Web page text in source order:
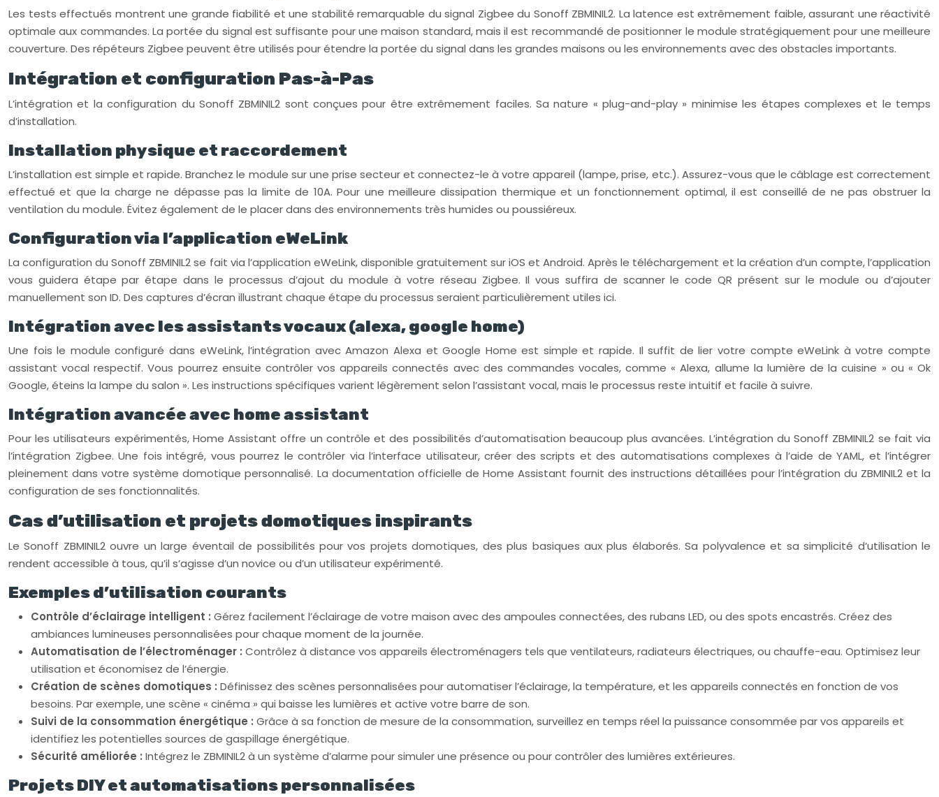
Les tests effectués montrent une grande fiabilité et une stabilité remarquable du signal Zigbee du Sonoff ZBMINIL2. La latence est extrêmement faible, assurant une réactivité
optimale aux commandes. La portée du signal est suffisante pour une maison standard, mais il est recommandé de positionner le module stratégiquement pour une meilleure
couverture. Des répéteurs Zigbee peuvent être utilisés pour étendre la portée du signal dans les grandes maisons ou les environnements avec des obstacles importants.
Intégration et configuration Pas-à-Pas
L’intégration et la configuration du Sonoff ZBMINIL2 sont conçues pour être extrêmement faciles. Sa nature « plug-and-play » minimise les étapes complexes et le temps
d’installation.
Installation physique et raccordement
L’installation est simple et rapide. Branchez le module sur une prise secteur et connectez-le à votre appareil (lampe, prise, etc.). Assurez-vous que le câblage est correctement
effectué et que la charge ne dépasse pas la limite de 10A. Pour une meilleure dissipation thermique et un fonctionnement optimal, il est conseillé de ne pas obstruer la
ventilation du module. Évitez également de le placer dans des environnements très humides ou poussiéreux.
Configuration via l’application eWeLink
La configuration du Sonoff ZBMINIL2 se fait via l’application eWeLink, disponible gratuitement sur iOS et Android. Après le téléchargement et la création d’un compte, l’application
vous guidera étape par étape dans le processus d’ajout du module à votre réseau Zigbee. Il vous suffira de scanner le code QR présent sur le module ou d’ajouter
manuellement son ID. Des captures d’écran illustrant chaque étape du processus seraient particulièrement utiles ici.
Intégration avec les assistants vocaux (alexa, google home)
Une fois le module configuré dans eWeLink, l’intégration avec Amazon Alexa et Google Home est simple et rapide. Il suffit de lier votre compte eWeLink à votre compte
assistant vocal respectif. Vous pourrez ensuite contrôler vos appareils connectés avec des commandes vocales, comme « Alexa, allume la lumière de la cuisine » ou « Ok
Google, éteins la lampe du salon ». Les instructions spécifiques varient légèrement selon l’assistant vocal, mais le processus reste intuitif et facile à suivre.
Intégration avancée avec home assistant
Pour les utilisateurs expérimentés, Home Assistant offre un contrôle et des possibilités d’automatisation beaucoup plus avancées. L’intégration du Sonoff ZBMINIL2 se fait via
l’intégration Zigbee. Une fois intégré, vous pourrez le contrôler via l’interface utilisateur, créer des scripts et des automatisations complexes à l’aide de YAML, et l’intégrer
pleinement dans votre système domotique personnalisé. La documentation officielle de Home Assistant fournit des instructions détaillées pour l’intégration du ZBMINIL2 et la
configuration de ses fonctionnalités.
Cas d’utilisation et projets domotiques inspirants
Le Sonoff ZBMINIL2 ouvre un large éventail de possibilités pour vos projets domotiques, des plus basiques aux plus élaborés. Sa polyvalence et sa simplicité d’utilisation le
rendent accessible à tous, qu’il s’agisse d’un novice ou d’un utilisateur expérimenté.
Exemples d’utilisation courants
Contrôle d’éclairage intelligent : Gérez facilement l’éclairage de votre maison avec des ampoules connectées, des rubans LED, ou des spots encastrés. Créez des
ambiances lumineuses personnalisées pour chaque moment de la journée.
Automatisation de l’électroménager : Contrôlez à distance vos appareils électroménagers tels que ventilateurs, radiateurs électriques, ou chauffe-eau. Optimisez leur
utilisation et économisez de l’énergie.
Création de scènes domotiques : Définissez des scènes personnalisées pour automatiser l’éclairage, la température, et les appareils connectés en fonction de vos
besoins. Par exemple, une scène « cinéma » qui baisse les lumières et active votre barre de son.
Suivi de la consommation énergétique : Grâce à sa fonction de mesure de la consommation, surveillez en temps réel la puissance consommée par vos appareils et
identifiez les potentielles sources de gaspillage énergétique.
Sécurité améliorée : Intégrez le ZBMINIL2 à un système d’alarme pour simuler une présence ou pour contrôler des lumières extérieures.
Projets DIY et automatisations personnalisées